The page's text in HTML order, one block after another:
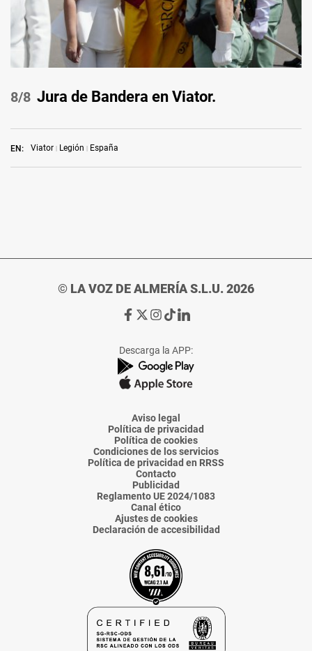
EN: Viator Legión España
/8 Jura de Bandera en Viator.
© LA VOZ DE ALMERÍA S.L.U. 2026
Ir
de
La
Voz
Almería
Ir
de
La
Voz
Almería
Ir
de
La
Voz
Almería
Ir
de
La
Voz
Almería
Ir
de
La
Voz
Descarga la APP:
Aviso legal
Política de privacidad
Política de cookies
Condiciones de los servicios
Política de privacidad en RRSS
Contacto
Publicidad
Reglamento UE 2024/1083
Canal ético
Ajustes de cookies
Declaración de accesibilidad